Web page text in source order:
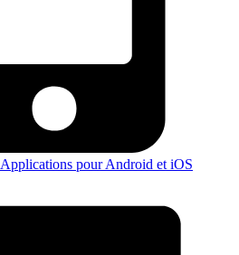
Applications pour Android et iOS